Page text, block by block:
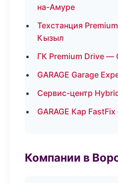
на-Амуре
Техстанция
Кызыл
ГК Premium Drive —
GARAGE Garage
Сервис-центр
GARAGE Кар
Компании в